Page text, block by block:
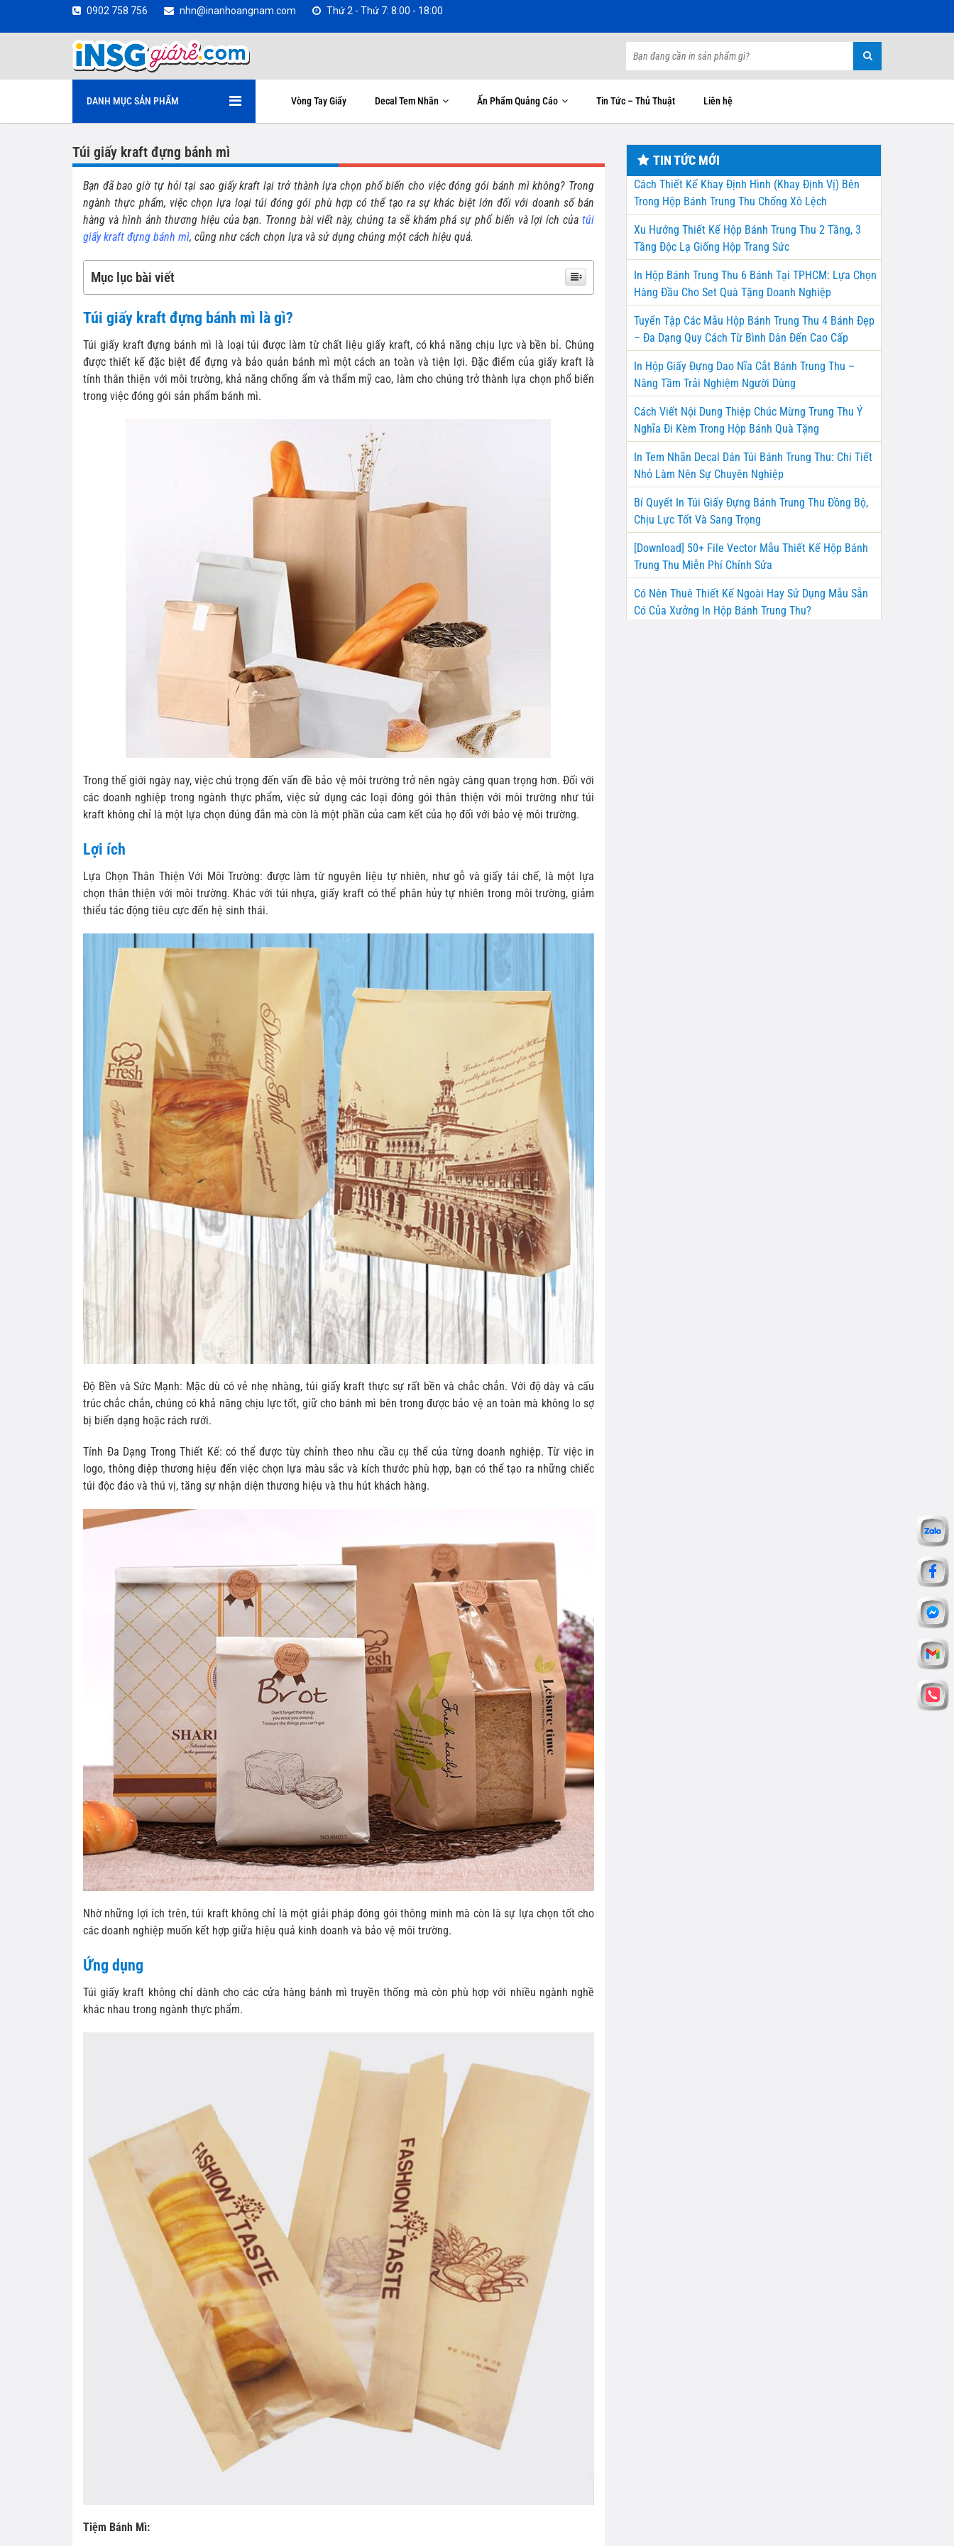
0902 758 756 nhn@inanhoangnam.com Thứ 2 - Thứ 7: 8:00 - 18:00
DANH MỤC SẢN PHẨM Vòng Tay Giấy Decal Tem Nhãn Ấn Phẩm Quảng Cáo Tin Tức – Thủ Thuật Liên hệ
Túi giấy kraft đựng bánh mì
Bạn đã bao giờ tự hỏi tại sao giấy kraft lại trở thành lựa chọn phổ biến cho việc đóng gói bánh mì không? Trong
ngành thực phẩm, việc chọn lựa loại túi đóng gói phù hợp có thể tạo ra sự khác biệt lớn đối với doanh số bán
hàng và hình ảnh thương hiệu của bạn. Tronng bài viết này, chúng ta sẽ khám phá sự phổ biến và lợi ích của túi
giấy kraft đựng bánh mì, cũng như cách chọn lựa và sử dụng chúng một cách hiệu quả.
Mục lục bài viết
Túi giấy kraft đựng bánh mì là gì?
Túi giấy kraft đựng bánh mì là loại túi được làm từ chất liệu giấy kraft, có khả năng chịu lực và bền bỉ. Chúng
được thiết kế đặc biệt để đựng và bảo quản bánh mì một cách an toàn và tiện lợi. Đặc điểm của giấy kraft là
tính thân thiện với môi trường, khả năng chống ẩm và thẩm mỹ cao, làm cho chúng trở thành lựa chọn phổ biến
trong việc đóng gói sản phẩm bánh mì.
Trong thế giới ngày nay, việc chú trọng đến vấn đề bảo vệ môi trường trở nên ngày càng quan trọng hơn. Đối với
các doanh nghiệp trong ngành thực phẩm, việc sử dụng các loại đóng gói thân thiện với môi trường như túi
kraft không chỉ là một lựa chọn đúng đắn mà còn là một phần của cam kết của họ đối với bảo vệ môi trường.
Lợi ích
Lựa Chọn Thân Thiện Với Môi Trường: được làm từ nguyên liệu tự nhiên, như gỗ và giấy tái chế, là một lựa
chọn thân thiện với môi trường. Khác với túi nhựa, giấy kraft có thể phân hủy tự nhiên trong môi trường, giảm
thiểu tác động tiêu cực đến hệ sinh thái.
Độ Bền và Sức Mạnh: Mặc dù có vẻ nhẹ nhàng, túi giấy kraft thực sự rất bền và chắc chắn. Với độ dày và cấu
trúc chắc chắn, chúng có khả năng chịu lực tốt, giữ cho bánh mì bên trong được bảo vệ an toàn mà không lo sợ
bị biến dạng hoặc rách rưới.
Tính Đa Dạng Trong Thiết Kế: có thể được tùy chỉnh theo nhu cầu cụ thể của từng doanh nghiệp. Từ việc in
logo, thông điệp thương hiệu đến việc chọn lựa màu sắc và kích thước phù hợp, bạn có thể tạo ra những chiếc
túi độc đáo và thú vị, tăng sự nhận diện thương hiệu và thu hút khách hàng.
Nhờ những lợi ích trên, túi kraft không chỉ là một giải pháp đóng gói thông minh mà còn là sự lựa chọn tốt cho
các doanh nghiệp muốn kết hợp giữa hiệu quả kinh doanh và bảo vệ môi trường.
Ứng dụng
Túi giấy kraft không chỉ dành cho các cửa hàng bánh mì truyền thống mà còn phù hợp với nhiều ngành nghề
khác nhau trong ngành thực phẩm.
Tiệm Bánh Mì:
TIN TỨC MỚI
Cách Thiết Kế Khay Định Hình (Khay Định Vị) Bên
Trong Hộp Bánh Trung Thu Chống Xô Lệch
Xu Hướng Thiết Kế Hộp Bánh Trung Thu 2 Tầng, 3
Tầng Độc Lạ Giống Hộp Trang Sức
In Hộp Bánh Trung Thu 6 Bánh Tại TPHCM: Lựa Chọn
Hàng Đầu Cho Set Quà Tặng Doanh Nghiệp
Tuyển Tập Các Mẫu Hộp Bánh Trung Thu 4 Bánh Đẹp
– Đa Dạng Quy Cách Từ Bình Dân Đến Cao Cấp
In Hộp Giấy Đựng Dao Nĩa Cắt Bánh Trung Thu –
Nâng Tầm Trải Nghiệm Người Dùng
Cách Viết Nội Dung Thiệp Chúc Mừng Trung Thu Ý
Nghĩa Đi Kèm Trong Hộp Bánh Quà Tặng
In Tem Nhãn Decal Dán Túi Bánh Trung Thu: Chi Tiết
Nhỏ Làm Nên Sự Chuyên Nghiệp
Bí Quyết In Túi Giấy Đựng Bánh Trung Thu Đồng Bộ,
Chịu Lực Tốt Và Sang Trọng
[Download] 50+ File Vector Mẫu Thiết Kế Hộp Bánh
Trung Thu Miễn Phí Chỉnh Sửa
Có Nên Thuê Thiết Kế Ngoài Hay Sử Dụng Mẫu Sẵn
Có Của Xưởng In Hộp Bánh Trung Thu?